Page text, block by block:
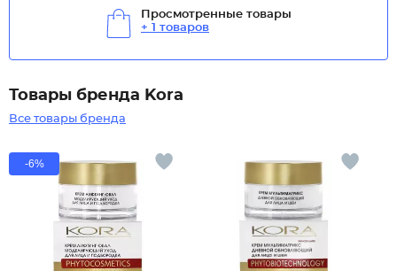
Просмотренные товары
+ 1 товаров
Товары бренда Kora
Все товары бренда
-6%